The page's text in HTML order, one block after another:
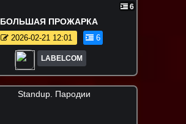
6
БОЛЬШАЯ ПРОЖАРКА
2026-02-21 12:01 6
LABELCOM